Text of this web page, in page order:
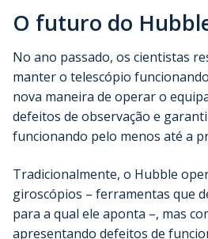
O futuro do
No ano passado, os cientistas
manter o telescópio
nova maneira de operar o
defeitos de observação e
funcionando pelo menos até a
Tradicionalmente, o Hubble
giroscópios – ferramentas que
para a qual ele aponta –, mas
apresentando defeitos de